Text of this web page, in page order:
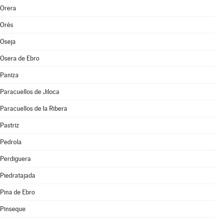
Orera
Orés
Oseja
Osera de Ebro
Paniza
Paracuellos de Jiloca
Paracuellos de la Ribera
Pastriz
Pedrola
Perdiguera
Piedratajada
Pina de Ebro
Pinseque